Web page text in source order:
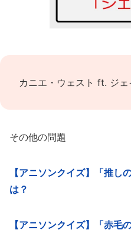
カニエ・ウェスト ft. ジェ
その他の問題
【アニソンクイズ】「推し
は？
【アニソンクイズ】「赤毛